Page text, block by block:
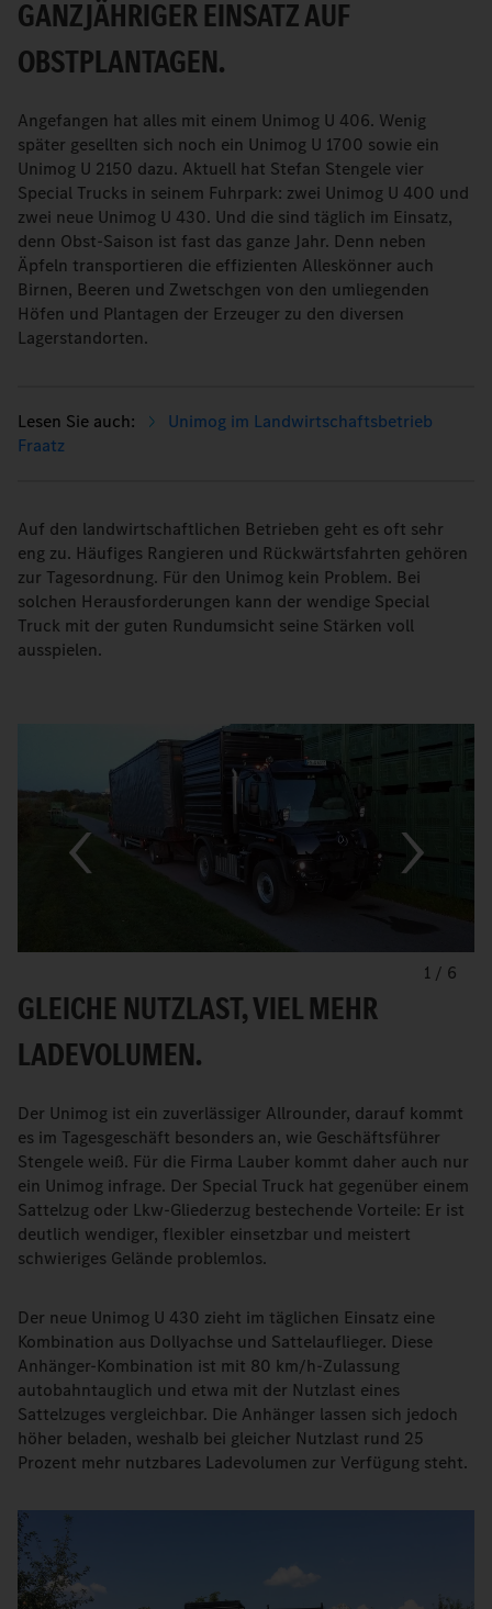
GANZJÄHRIGER EINSATZ AUF
OBSTPLANTAGEN.
Angefangen hat alles mit einem Unimog U 406. Wenig
später gesellten sich noch ein Unimog U 1700 sowie ein
Unimog U 2150 dazu. Aktuell hat Stefan Stengele vier
Special Trucks in seinem Fuhrpark: zwei Unimog U 400 und
zwei neue Unimog U 430. Und die sind täglich im Einsatz,
denn Obst-Saison ist fast das ganze Jahr. Denn neben
Äpfeln transportieren die effizienten Alleskönner auch
Birnen, Beeren und Zwetschgen von den umliegenden
Höfen und Plantagen der Erzeuger zu den diversen
Lagerstandorten.
Unimog im Landwirtschaftsbetrieb
Fraatz
Auf den landwirtschaftlichen Betrieben geht es oft sehr
eng zu. Häufiges Rangieren und Rückwärtsfahrten gehören
zur Tagesordnung. Für den Unimog kein Problem. Bei
solchen Herausforderungen kann der wendige Special
Truck mit der guten Rundumsicht seine Stärken voll
ausspielen.
1 / 6
GLEICHE NUTZLAST, VIEL MEHR
LADEVOLUMEN.
Der Unimog ist ein zuverlässiger Allrounder, darauf kommt
es im Tagesgeschäft besonders an, wie Geschäftsführer
Stengele weiß. Für die Firma Lauber kommt daher auch nur
ein Unimog infrage. Der Special Truck hat gegenüber einem
Sattelzug oder Lkw-Gliederzug bestechende Vorteile: Er ist
deutlich wendiger, flexibler einsetzbar und meistert
schwieriges Gelände problemlos.
Der neue Unimog U 430 zieht im täglichen Einsatz eine
Kombination aus Dollyachse und Sattelauflieger. Diese
Anhänger-Kombination ist mit 80 km/h-Zulassung
autobahntauglich und etwa mit der Nutzlast eines
Sattelzuges vergleichbar. Die Anhänger lassen sich jedoch
höher beladen, weshalb bei gleicher Nutzlast rund 25
Prozent mehr nutzbares Ladevolumen zur Verfügung steht.